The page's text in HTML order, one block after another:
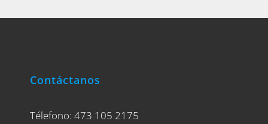
Contáctanos
Télefono: 473 105 2175